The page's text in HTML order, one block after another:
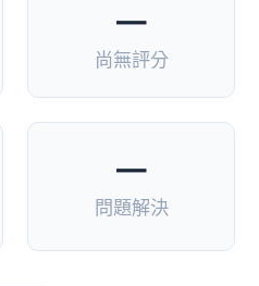
—
尚無評分
—
問題解決